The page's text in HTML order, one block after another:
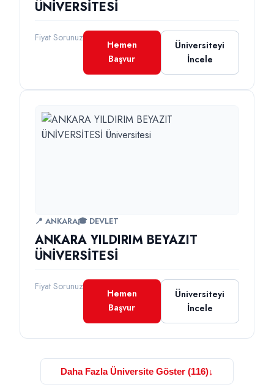
ÜNİVERSİTESİ
Fiyat Sorunuz
Hemen
Başvur
Üniversiteyi
İncele
📍 ANKARA🎓 DEVLET
ANKARA YILDIRIM BEYAZIT
ÜNİVERSİTESİ
Fiyat Sorunuz
Hemen
Başvur
Üniversiteyi
İncele
Daha Fazla Üniversite Göster (116)↓